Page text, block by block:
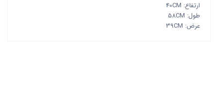
ارتفاع: 40CM
طول: 58CM
عرض: 39CM